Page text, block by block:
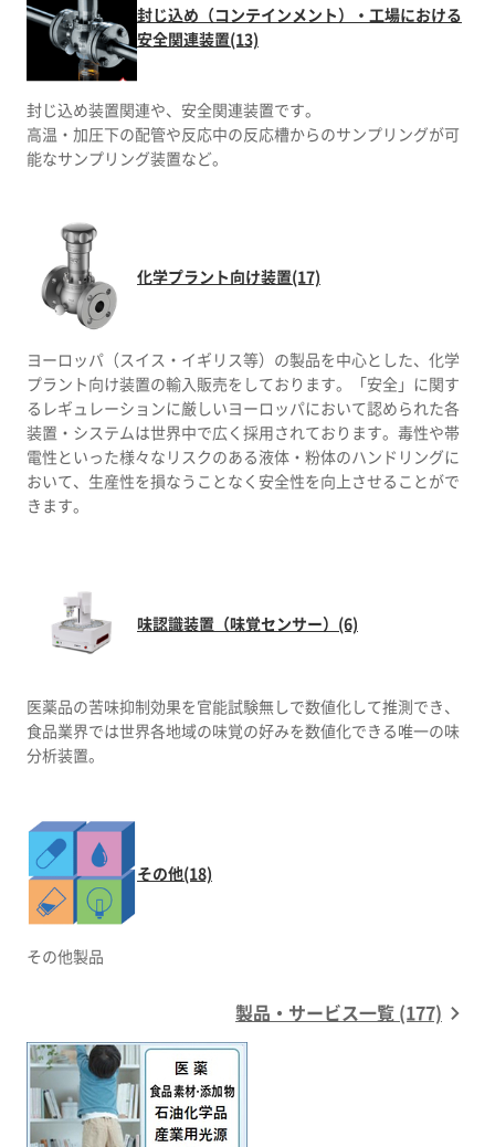
封じ込め（コンテインメント）・工場における
安全関連装置(13)
封じ込め装置関連や、安全関連装置です。
高温・加圧下の配管や反応中の反応槽からのサンプリングが可
能なサンプリング装置など。
化学プラント向け装置(17)
ヨーロッパ（スイス・イギリス等）の製品を中心とした、化学
プラント向け装置の輸入販売をしております。「安全」に関す
るレギュレーションに厳しいヨーロッパにおいて認められた各
装置・システムは世界中で広く採用されております。毒性や帯
電性といった様々なリスクのある液体・粉体のハンドリングに
おいて、生産性を損なうことなく安全性を向上させることがで
きます。
味認識装置（味覚センサー）(6)
医薬品の苦味抑制効果を官能試験無しで数値化して推測でき、
食品業界では世界各地域の味覚の好みを数値化できる唯一の味
分析装置。
その他(18)
その他製品
製品・サービス一覧 (177)